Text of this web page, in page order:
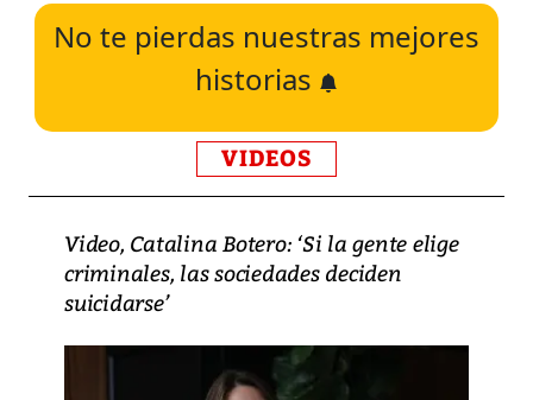
No te pierdas nuestras mejores
historias
VIDEOS
Video, Catalina Botero: ‘Si la gente elige
criminales, las sociedades deciden
suicidarse’